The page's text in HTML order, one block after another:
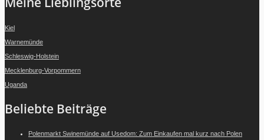
Kiel
Warnemünde
Schleswig-Holstein
Mecklenburg-Vorpommern
Uganda
Beliebte Beiträge
Polenmarkt Swinemünde auf Usedom: Zum Einkaufen mal kurz nach Polen